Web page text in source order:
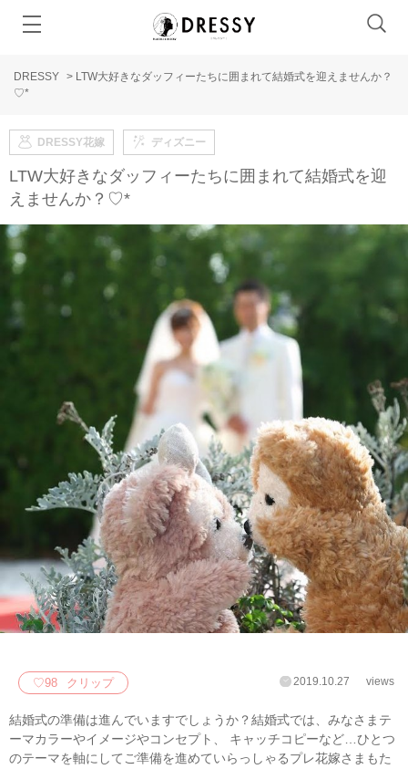
DRESSY > LTW大好きなダッフィーたちに囲まれて結婚式を迎えませんか？
♡*
DRESSY花嫁 ディズニー
LTW大好きなダッフィーたちに囲まれて結婚式を迎
えませんか？♡*
♡98 クリップ 2019.10.27 views
結婚式の準備は進んでいますでしょうか？結婚式では、みなさまテ
ーマカラーやイメージやコンセプト、 キャッチコピーなど…ひとつ
のテーマを軸にしてご準備を進めていらっしゃるプレ花嫁さまもた